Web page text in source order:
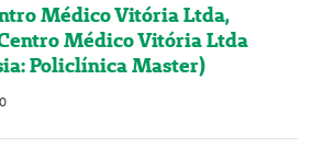
Médico Vitória Ltda,
Médico Vitória Ltda
Policlínica Master)